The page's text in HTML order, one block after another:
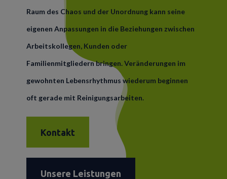
Raum des Chaos und der Unordnung kann seine
eigenen Anpassungen in die Beziehungen zwischen
Arbeitskollegen, Kunden oder
Familienmitgliedern bringen. Veränderungen im
gewohnten Lebensrhythmus wiederum beginnen
oft gerade mit Reinigungsarbeiten.
Kontakt
Unsere Leistungen